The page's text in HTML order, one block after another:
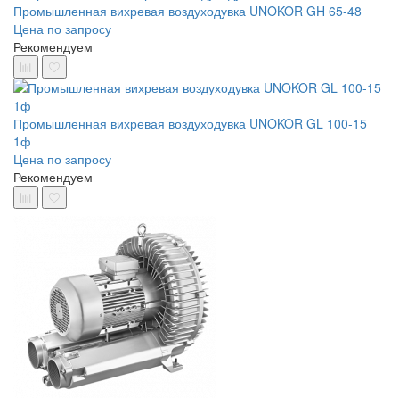
Промышленная вихревая воздуходувка UNOKOR GH 65-48
Цена по запросу
Рекомендуем
Промышленная вихревая воздуходувка UNOKOR GL 100-15
1ф
Цена по запросу
Рекомендуем